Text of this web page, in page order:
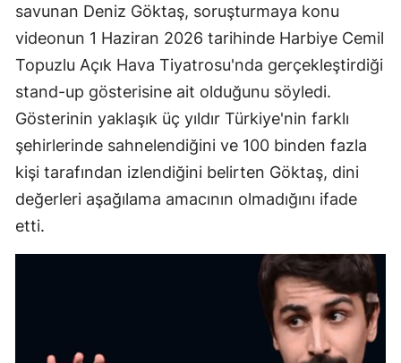
savunan Deniz Göktaş, soruşturmaya konu
videonun 1 Haziran 2026 tarihinde Harbiye Cemil
Topuzlu Açık Hava Tiyatrosu'nda gerçekleştirdiği
stand-up gösterisine ait olduğunu söyledi.
Gösterinin yaklaşık üç yıldır Türkiye'nin farklı
şehirlerinde sahnelendiğini ve 100 binden fazla
kişi tarafından izlendiğini belirten Göktaş, dini
değerleri aşağılama amacının olmadığını ifade
etti.